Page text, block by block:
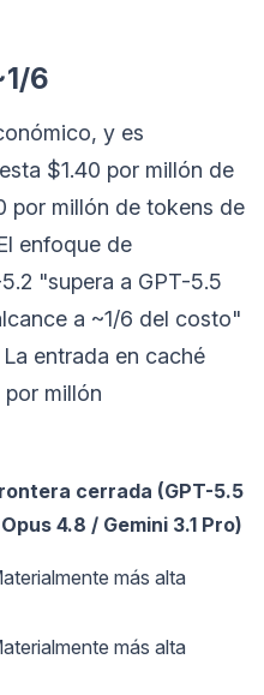
6
y es
$1.40 por millón de
por millón de tokens de
enfoque de
"supera a GPT-5.5
a ~1/6 del costo"
entrada en caché
millón
cerrada (GPT-5.5
4.8 / Gemini 3.1 Pro)
más alta
más alta